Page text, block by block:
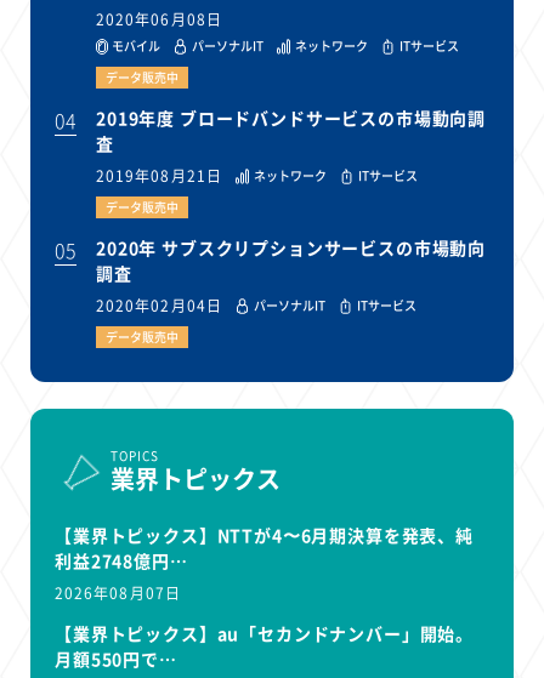
2020年06月08日
モバイル パーソナルIT ネットワーク
ITサービス
データ販売中
04
2019年度 ブロードバンドサービスの市場動向調
査
2019年08月21日 ネットワーク
ITサービス
データ販売中
05
2020年 サブスクリプションサービスの市場動向
調査
2020年02月04日 パーソナルIT
ITサービス
データ販売中
TOPICS
業界トピックス
【業界トピックス】NTTが4〜6月期決算を発表、純
利益2748億円…
2026年08月07日
【業界トピックス】au「セカンドナンバー」開始。
月額550円で…